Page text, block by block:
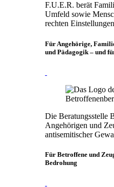
F.U.E.R. berät
Umfeld sowie
rechten
Für Angehörige,
und Pädagogik – und
Die Beratungsstelle
Angehörigen und
antisemitischer
Für Betroffene und
Bedrohung